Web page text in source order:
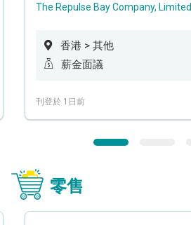
The Repulse Bay Company, Limited
香港 > 其他
薪金面議
刊登於 1日前
零售